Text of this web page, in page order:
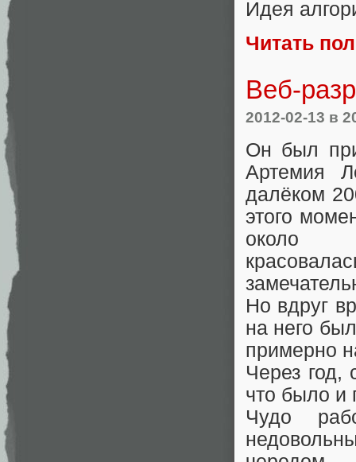
Идея
Читать
Веб-
2012-02-13 в
Он был
Артемия
далёком
этого
Но вдруг
на него
примерно
Через год,
что было и
Чудо